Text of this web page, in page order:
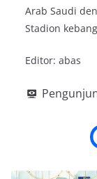
Arab Saudi
Stadion
Editor: abas